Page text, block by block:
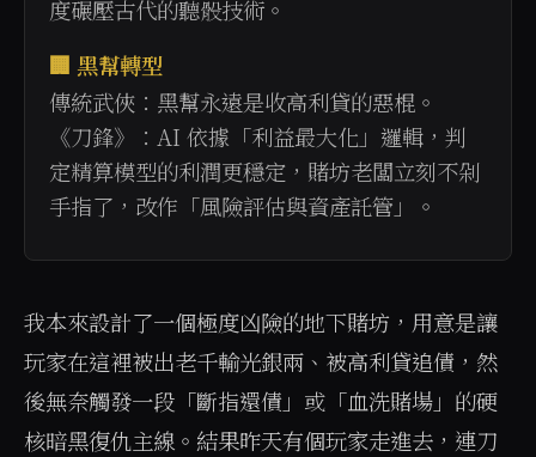
度碾壓古代的聽骰技術。
🏢 黑幫轉型
傳統武俠：黑幫永遠是收高利貸的惡棍。
《刀鋒》：AI 依據「利益最大化」邏輯，判
定精算模型的利潤更穩定，賭坊老闆立刻不剁
手指了，改作「風險評估與資產託管」。
我本來設計了一個極度凶險的地下賭坊，用意是讓
玩家在這裡被出老千輸光銀兩、被高利貸追債，然
後無奈觸發一段「斷指還債」或「血洗賭場」的硬
核暗黑復仇主線。結果昨天有個玩家走進去，連刀